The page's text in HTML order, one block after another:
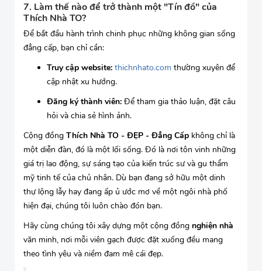
7. Làm thế nào để trở thành một "Tín đồ" của
Thích Nhà TO?
Để bắt đầu hành trình chinh phục những không gian sống
đẳng cấp, bạn chỉ cần:
Truy cập website: thichnhato.com thường xuyên để
cập nhật xu hướng.
Đăng ký thành viên: Để tham gia thảo luận, đặt câu
hỏi và chia sẻ hình ảnh.
Cộng đồng Thích Nhà TO - ĐẸP - Đẳng Cấp không chỉ là
một diễn đàn, đó là một lối sống. Đó là nơi tôn vinh những
giá trị lao động, sự sáng tạo của kiến trúc sư và gu thẩm
mỹ tinh tế của chủ nhân. Dù bạn đang sở hữu một dinh
thự lộng lẫy hay đang ấp ủ ước mơ về một ngôi nhà phố
hiện đại, chúng tôi luôn chào đón bạn.
Hãy cùng chúng tôi xây dựng một cộng đồng nghiện nhà
văn minh, nơi mỗi viên gạch được đặt xuống đều mang
theo tình yêu và niềm đam mê cái đẹp.